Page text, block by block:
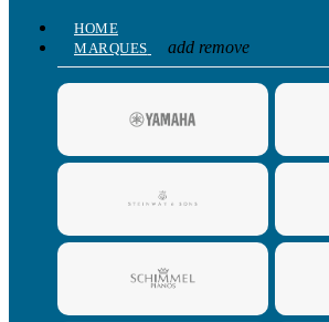
HOME
MARQUES
add remove